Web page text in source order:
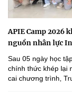
APIE Camp 2026
nguồn nhân lực
Sau 05 ngày học
chính thức khép lại
cai chương trình,